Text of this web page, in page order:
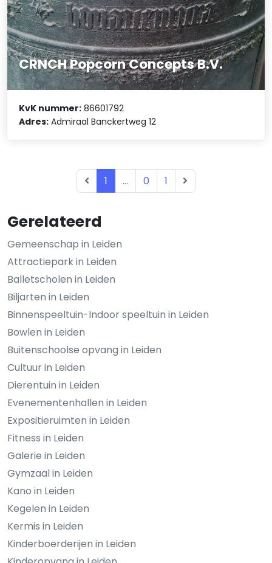
Gerelateerd
Gemeenschap in Leiden
Attractiepark in Leiden
Balletscholen in Leiden
Biljarten in Leiden
Binnenspeeltuin-Indoor speeltuin in Leiden
Bowlen in Leiden
Buitenschoolse opvang in Leiden
Cultuur in Leiden
Dierentuin in Leiden
Evenementenhallen in Leiden
Expositieruimten in Leiden
Fitness in Leiden
Galerie in Leiden
Gymzaal in Leiden
Kano in Leiden
Kegelen in Leiden
Kermis in Leiden
Kinderboerderijen in Leiden
CRNCH Popcorn Concepts B.V.
KvK nummer: 86601792
Adres: Admiraal Banckertweg 12
1 ... 0 1